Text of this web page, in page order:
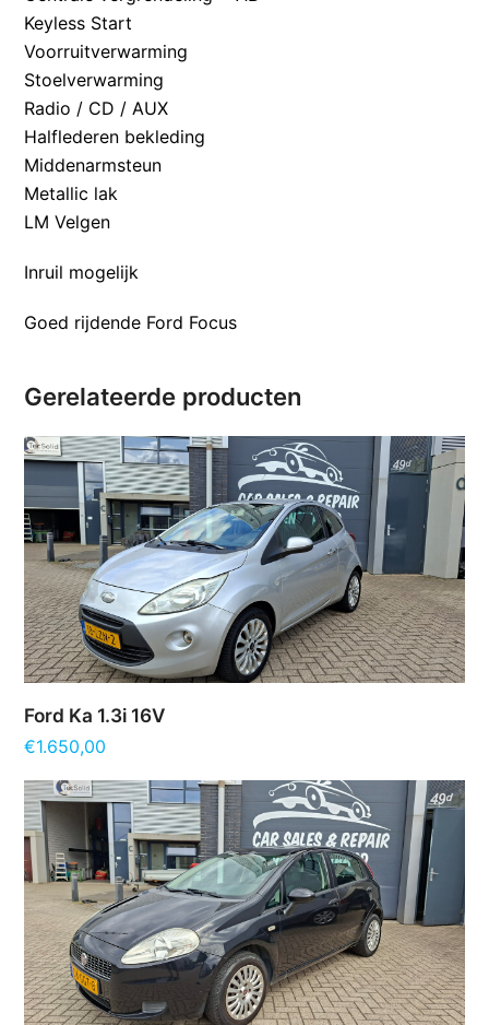
Keyless Start
Voorruitverwarming
Stoelverwarming
Radio / CD / AUX
Halflederen bekleding
Middenarmsteun
Metallic lak
LM Velgen
Inruil mogelijk
Goed rijdende Ford Focus
Gerelateerde producten
Ford Ka 1.3i 16V
€1.650,00